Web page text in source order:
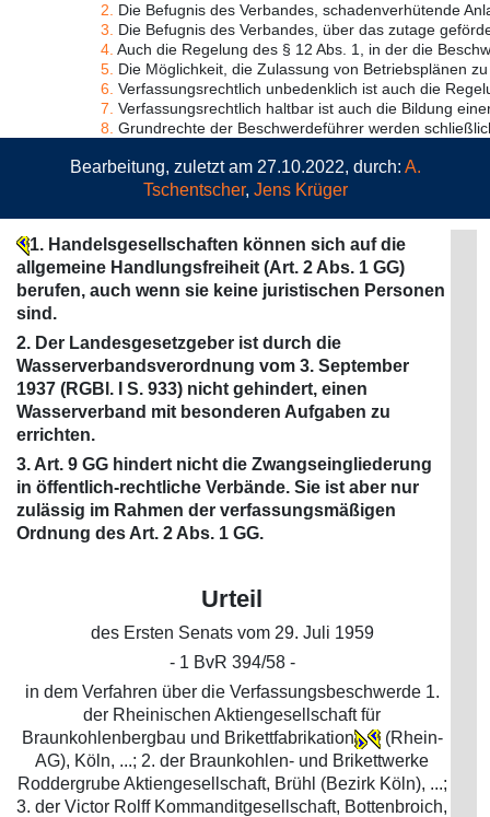
2.
Die Befugnis des Verbandes, schadenverhütende
3.
Die Befugnis des Verbandes, über das zutage
4. Auch die Regelung des § 12 Abs. 1, in der die
5. Die Möglichkeit, die Zulassung von Betriebsplänen
6. Verfassungsrechtlich unbedenklich ist auch die
7. Verfassungsrechtlich haltbar ist auch die Bildung
8. Grundrechte der Beschwerdeführer werden
Bearbeitung, zuletzt am 27.10.2022, durch: A.
Tschentscher, Jens Krüger
1. Handelsgesellschaften können sich auf die
allgemeine Handlungsfreiheit (Art. 2 Abs. 1 GG)
berufen, auch wenn sie keine juristischen Personen
sind.
2. Der Landesgesetzgeber ist durch die
Wasserverbandsverordnung vom 3. September
1937 (RGBl. I S. 933) nicht gehindert, einen
Wasserverband mit besonderen Aufgaben zu
errichten.
3. Art. 9 GG hindert nicht die Zwangseingliederung
in öffentlich-rechtliche Verbände. Sie ist aber nur
zulässig im Rahmen der verfassungsmäßigen
Ordnung des Art. 2 Abs. 1 GG.
Urteil
des Ersten Senats vom 29. Juli 1959
- 1 BvR 394/58 -
in dem Verfahren über die Verfassungsbeschwerde 1.
der Rheinischen Aktiengesellschaft für
Braunkohlenbergbau und Brikettfabrikation
(Rhein-
AG), Köln, ...; 2. der Braunkohlen- und Brikettwerke
Roddergrube Aktiengesellschaft, Brühl (Bezirk Köln), ...;
3. der Victor Rolff Kommanditgesellschaft, Bottenbroich,